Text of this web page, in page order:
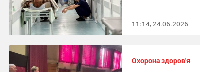
11:14, 24.06.2026
Охорона здоров'я